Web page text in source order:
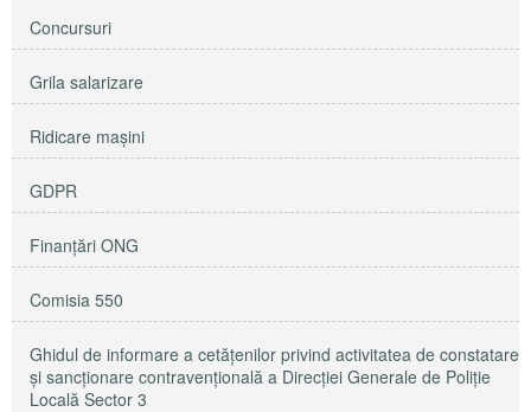
Concursuri
Grila salarizare
Ridicare maşini
GDPR
Finanțări ONG
Comisia 550
Ghidul de informare a cetățenilor privind activitatea de constatare
și sancționare contravențională a Direcției Generale de Poliție
Locală Sector 3